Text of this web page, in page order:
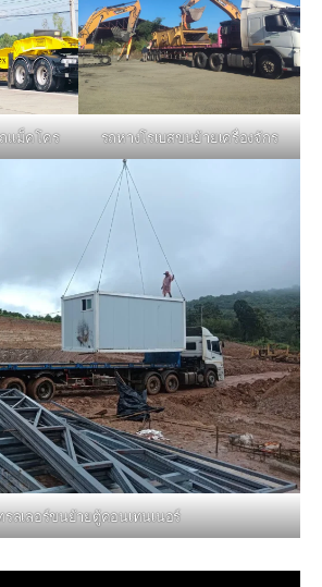
แม็คโคร รถหางโรเบสขนย้ายเครื่องจักร
รลเลอร์ขนย้ายตู้คอนเทนเนอร์